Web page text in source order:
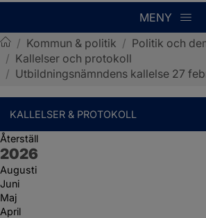
MENY
Sotenäs kommun
/ Kommun & politik / Politik och
/ Kallelser och protokoll
/ Utbildningsnämndens kallelse 27
KALLELSER & PROTOKOLL
Återställ
År:
2026
Augusti
Juni
Maj
April